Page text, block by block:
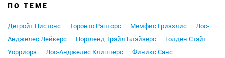
ПО ТЕМЕ
Детройт Пистонс Торонто Рэпторс Мемфис Гриззлис
Лос-
Анджелес Лейкерс
Портленд Трэйл Блэйзерс
Голден Стэйт
Уорриорз
Лос-Анджелес Клипперс
Финикс Санс